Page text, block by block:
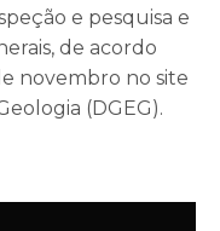
e pesquisa e
de acordo
novembro no site
(DGEG).